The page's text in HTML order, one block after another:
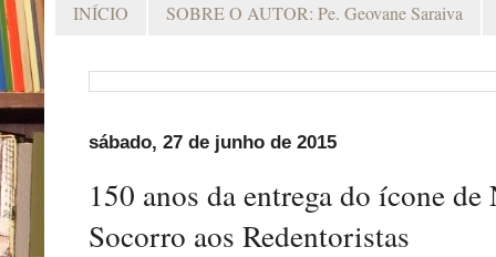
INÍCIO SOBRE O AUTOR: Pe. Geovane Saraiva
sábado, 27 de junho de 2015
150 anos da entrega do ícone
Socorro aos Redentoristas